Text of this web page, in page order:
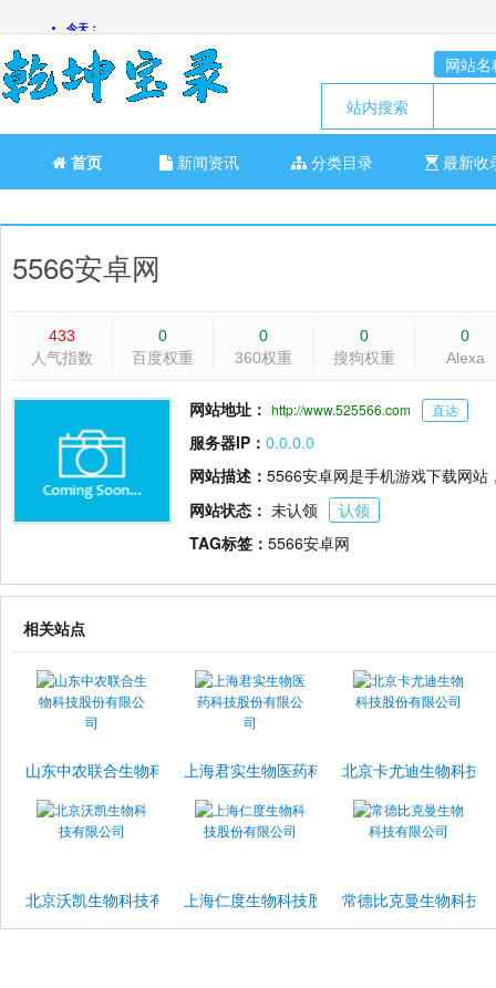
网站名
站内搜索
首页 新闻资讯 分类目录 最新收
5566安卓网
433
人气指数
0
百度权重
0
360权重
0
搜狗权重
0
Alexa
网站地址： http://www.525566.com 直达
服务器IP： 0.0.0.0
网站描述： 5566安卓网是手机游戏下载网
网站状态： 未认领
认领
TAG标签： 5566安卓网
相关站点
山东中农联合生物科技股份有限公司上海君实生物医药科技股份有限公司
北京卡尤迪生物科技
北京沃凯生物科技有限公司上海仁度生物科技股份有限公司常德比克曼生物科技